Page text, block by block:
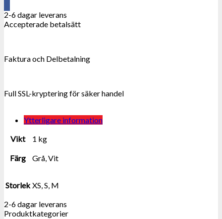
2-6 dagar leverans
Accepterade betalsätt
Faktura och Delbetalning
Full SSL-kryptering för säker handel
Ytterligare information
Vikt
1 kg
Färg Grå, Vit
Storlek XS, S, M
2-6 dagar leverans
Produktkategorier